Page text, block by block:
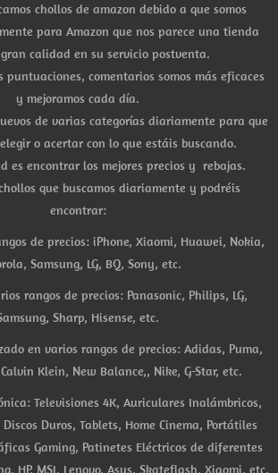
chollos de amazon debido a que somos
para Amazon que nos parece una tienda
calidad en su servicio postventa.
puntuaciones, comentarios somos más eficaces
y mejoramos cada día.
de varias categorías diariamente para que
o acertar con lo que estáis buscando.
es encontrar los mejores precios y rebajas.
que buscamos diariamente y podréis
encontrar:
de precios: iPhone, Xiaomi, Huawei, Nokia,
Samsung, LG, BQ, Sony, etc.
rangos de precios: Panasonic, Philips, LG,
Sharp, Hisense, etc.
en varios rangos de precios: Adidas, Puma,
Klein, New Balance,, Nike, G-Star, etc.
Televisiones 4K, Auriculares Inalámbricos,
Duros, Tablets, Home Cinema, Portátiles
Gaming, Patinetes Eléctricos de diferentes
HP, MSI, Lenovo, Asus, Skateflash, Xiaomi, etc.